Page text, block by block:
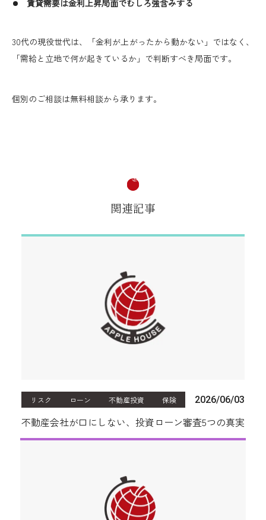
賃貸需要は金利上昇局面でむしろ強含みする
30代の現役世代は、「金利が上がったから動かない」ではなく、
「需給と立地で何が起きているか」で判断すべき局面です。
個別のご相談は無料相談から承ります。
関連記事
リスク ローン 不動産投資 保険 2026/06/03
不動産会社が口にしない、投資ローン審査5つの真実